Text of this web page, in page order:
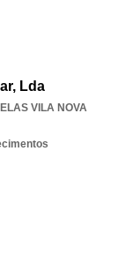
Lda
VILA NOVA